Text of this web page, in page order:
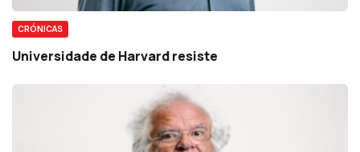
CRÓNICAS
Universidade de Harvard resiste